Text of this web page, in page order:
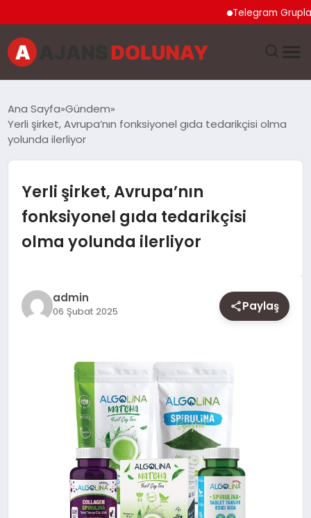
Telegram Grupları
EĞITIM
GÜNCEL
SAĞLIK
Ana Sayfa Gündem
Yerli şirket, Avrupa’nın fonksiyonel gıda tedarikçisi olma
yolunda ilerliyor
Yerli şirket, Avrupa’nın
fonksiyonel gıda tedarikçisi
olma yolunda ilerliyor
admin
06 Şubat 2025 Paylaş